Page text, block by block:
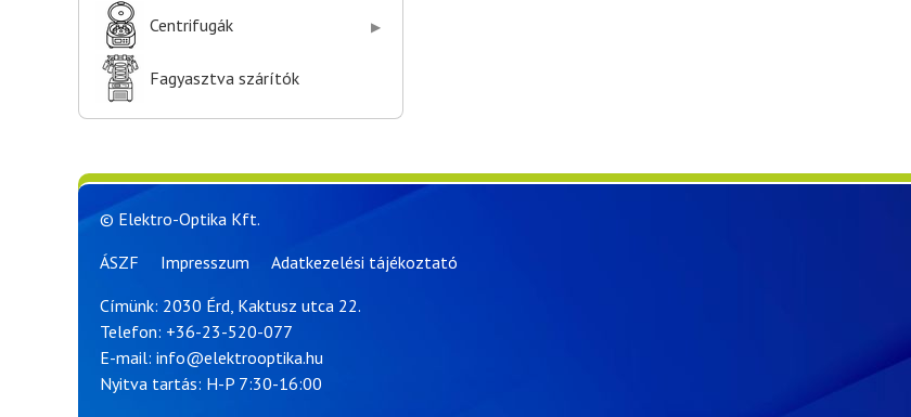
Centrifugák
Fagyasztva szárítók
© Elektro-Optika Kft.
ÁSZF
Impresszum
Adatkezelési tájékoztató
Címünk: 2030 Érd, Kaktusz utca 22.
Telefon: +36-23-520-077
E-mail: info@elektrooptika.hu
Nyitva tartás: H-P 7:30-16:00